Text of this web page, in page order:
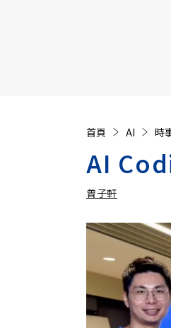
首頁 AI 時
AI
曾子軒
曾子軒